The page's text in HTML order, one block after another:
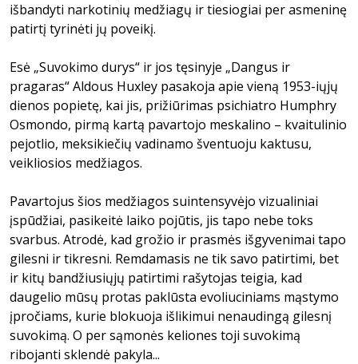
išbandyti narkotinių medžiagų ir tiesiogiai per asmeninę
patirtį tyrinėti jų poveikį.
Esė „Suvokimo durys“ ir jos tęsinyje „Dangus ir
pragaras“ Aldous Huxley pasakoja apie vieną 1953-iųjų
dienos popietę, kai jis, prižiūrimas psichiatro Humphry
Osmondo, pirmą kartą pavartojo meskalino – kvaitulinio
pejotlio, meksikiečių vadinamo šventuoju kaktusu,
veikliosios medžiagos.
Pavartojus šios medžiagos suintensyvėjo vizualiniai
įspūdžiai, pasikeitė laiko pojūtis, jis tapo nebe toks
svarbus. Atrodė, kad grožio ir prasmės išgyvenimai tapo
gilesni ir tikresni. Remdamasis ne tik savo patirtimi, bet
ir kitų bandžiusiųjų patirtimi rašytojas teigia, kad
daugelio mūsų protas paklūsta evoliuciniams mąstymo
įpročiams, kurie blokuoja išlikimui nenaudingą gilesnį
suvokimą. O per sąmonės keliones toji suvokimą
ribojanti sklendė pakyla...